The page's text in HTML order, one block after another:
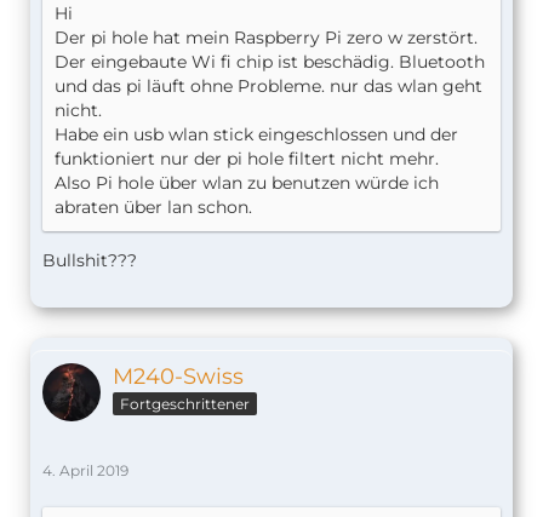
Hi
Der pi hole hat mein Raspberry Pi zero w zerstört.
Der eingebaute Wi fi chip ist beschädig. Bluetooth
und das pi läuft ohne Probleme. nur das wlan geht
nicht.
Habe ein usb wlan stick eingeschlossen und der
funktioniert nur der pi hole filtert nicht mehr.
Also Pi hole über wlan zu benutzen würde ich
abraten über lan schon.
Bullshit???
M240-Swiss
Fortgeschrittener
4. April 2019